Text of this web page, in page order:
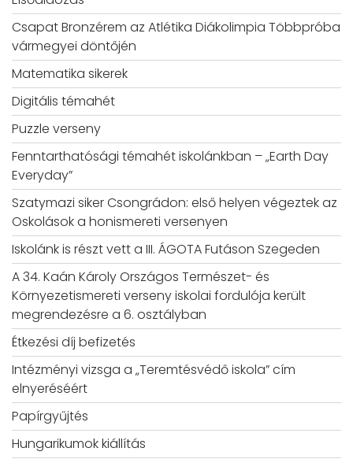
Csapat Bronzérem az Atlétika Diákolimpia Többpróba
vármegyei döntőjén
Matematika sikerek
Digitális témahét
Puzzle verseny
Fenntarthatósági témahét iskolánkban – „Earth Day
Everyday”
Szatymazi siker Csongrádon: első helyen végeztek az
Oskolások a honismereti versenyen
Iskolánk is részt vett a III. ÁGOTA Futáson Szegeden
A 34. Kaán Károly Országos Természet- és
Környezetismereti verseny iskolai fordulója került
megrendezésre a 6. osztályban
Étkezési díj befizetés
Intézményi vizsga a „Teremtésvédő iskola” cím
elnyeréséért
Papírgyűjtés
Hungarikumok kiállítás